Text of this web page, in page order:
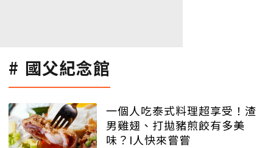
國父紀念館
一個人吃泰式料理超享受！渣
男雞翅、打拋豬煎餃有多美
味？I人快來嘗嘗